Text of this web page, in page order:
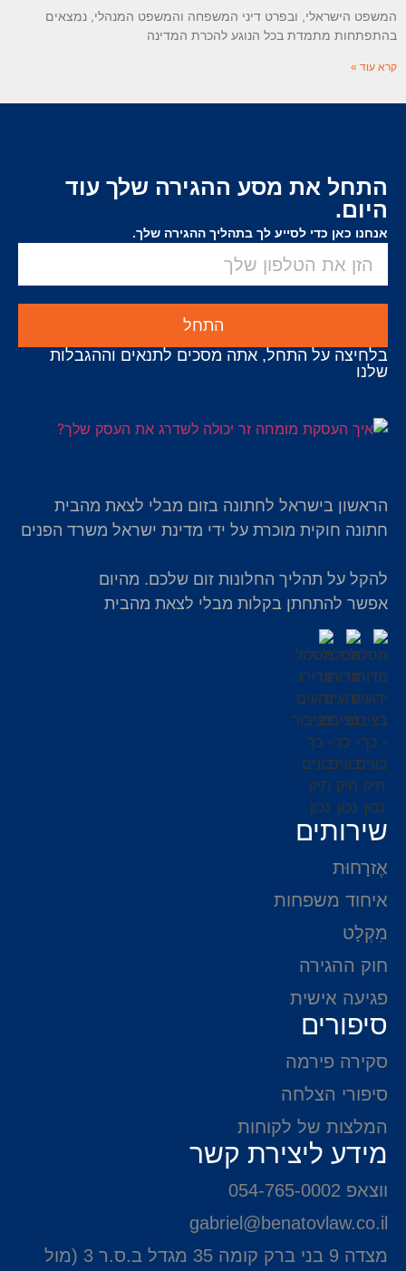
המשפט הישראלי, ובפרט דיני המשפחה והמשפט המנהלי, נמצאים
בהתפתחות מתמדת בכל הנוגע להכרת המדינה
קרא עוד »
התחל את מסע ההגירה שלך עוד
היום.
אנחנו כאן כדי לסייע לך בתהליך ההגירה שלך.
התחל
בלחיצה על התחל, אתה מסכים לתנאים וההגבלות
שלנו
הראשון בישראל לחתונה בזום מבלי לצאת מהבית
חתונה חוקית מוכרת על ידי מדינת ישראל משרד הפנים
להקל על תהליך החלונות זום שלכם. מהיום
אפשר להתחתן בקלות מבלי לצאת מהבית
שירותים
אֶזרָחוּת
איחוד משפחות
מִקְלָט
חוק ההגירה
פגיעה אישית
סיפורים
סקירה פירמה
סיפורי הצלחה
המלצות של לקוחות
מידע ליצירת קשר
ווצאפ 054-765-0002
gabriel@benatovlaw.co.il
מצדה 9 בני ברק קומה 35 מגדל ב.ס.ר 3 (מול